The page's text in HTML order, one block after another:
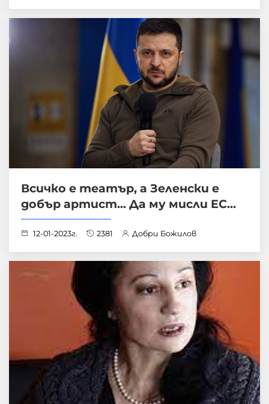
Всичко е театър, а Зеленски е
добър артист... Да му мисли ЕС...
12-01-2023г. 2381 Добри Божилов